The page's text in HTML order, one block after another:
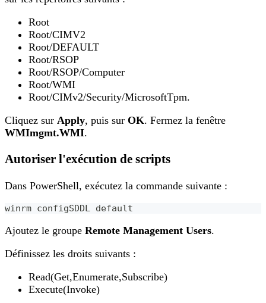
Root
Root/CIMV2
Root/DEFAULT
Root/RSOP
Root/RSOP/Computer
Root/WMI
Root/CIMv2/Security/MicrosoftTpm.
Cliquez sur Apply, puis sur OK. Fermez la fenêtre
WMImgmt.WMI.
Autoriser l'exécution de scripts
Dans PowerShell, exécutez la commande suivante :
winrm configSDDL default
Ajoutez le groupe Remote Management Users.
Définissez les droits suivants :
Read(Get,Enumerate,Subscribe)
Execute(Invoke)